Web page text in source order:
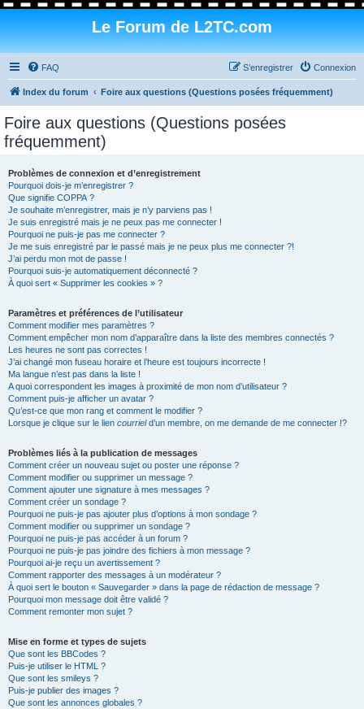
Le Forum de L2TC.com
FAQ Connexion
S’enregistrer
Index du forum Foire aux questions (Questions posées fréquemment)
Foire aux questions (Questions posées
fréquemment)
Problèmes de connexion et d’enregistrement
Pourquoi dois-je m’enregistrer ?
Que signifie COPPA ?
Je souhaite m’enregistrer, mais je n’y parviens pas !
Je suis enregistré mais je ne peux pas me connecter !
Pourquoi ne puis-je pas me connecter ?
Je me suis enregistré par le passé mais je ne peux plus me connecter ?!
J’ai perdu mon mot de passe !
Pourquoi suis-je automatiquement déconnecté ?
À quoi sert « Supprimer les cookies » ?
Paramètres et préférences de l’utilisateur
Comment modifier mes paramètres ?
Comment empêcher mon nom d’apparaître dans la liste des membres connectés ?
Les heures ne sont pas correctes !
J’ai changé mon fuseau horaire et l’heure est toujours incorrecte !
Ma langue n’est pas dans la liste !
A quoi correspondent les images à proximité de mon nom d’utilisateur ?
Comment puis-je afficher un avatar ?
Qu’est-ce que mon rang et comment le modifier ?
Lorsque je clique sur le lien courrield’un membre, on me demande de me connecter !?
Problèmes liés à la publication de messages
Comment créer un nouveau sujet ou poster une réponse ?
Comment modifier ou supprimer un message ?
Comment ajouter une signature à mes messages ?
Comment créer un sondage ?
Pourquoi ne puis-je pas ajouter plus d’options à mon sondage ?
Comment modifier ou supprimer un sondage ?
Pourquoi ne puis-je pas accéder à un forum ?
Pourquoi ne puis-je pas joindre des fichiers à mon message ?
Pourquoi ai-je reçu un avertissement ?
Comment rapporter des messages à un modérateur ?
À quoi sert le bouton « Sauvegarder » dans la page de rédaction de message ?
Pourquoi mon message doit être validé ?
Comment remonter mon sujet ?
Mise en forme et types de sujets
Que sont les BBCodes ?
Puis-je utiliser le HTML ?
Que sont les smileys ?
Puis-je publier des images ?
Que sont les annonces globales ?